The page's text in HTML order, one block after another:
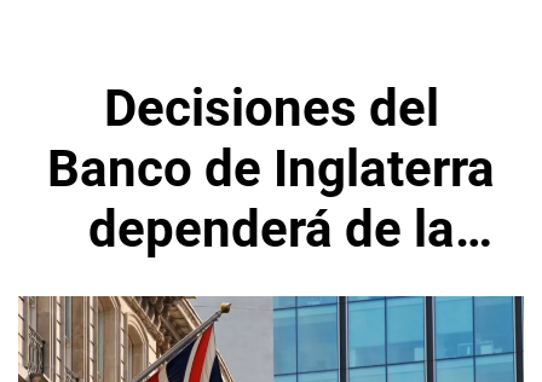
Decisiones del
Banco de Inglaterra
dependerá de la
presión
inflacionaria